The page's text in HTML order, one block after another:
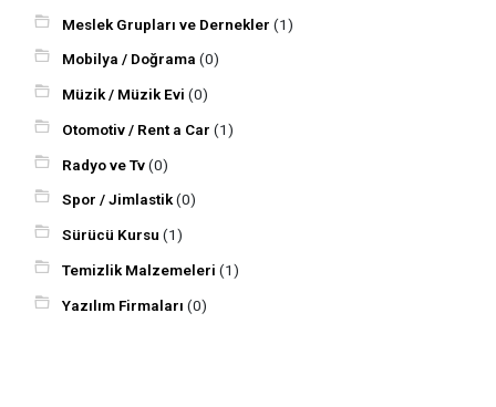
Meslek Grupları ve Dernekler(1)
Mobilya / Doğrama(0)
Müzik / Müzik Evi(0)
Otomotiv / Rent a Car(1)
Radyo ve Tv(0)
Spor / Jimlastik(0)
Sürücü Kursu(1)
Temizlik Malzemeleri(1)
Yazılım Firmaları(0)